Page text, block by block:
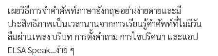
เผยวิธีการจำคำศัพท์ภาษาอังกฤษอย่างง่ายดายและมี
ประสิทธิภาพเป็นเวลานานจากการเรียนรู้คำศัพท์ที่ไม่มีวัน
ลืมผ่านเพลง บริบท การตั้งคำถาม การไขปริศนา และแอป
ELSA Speak...ง่าย ๆ